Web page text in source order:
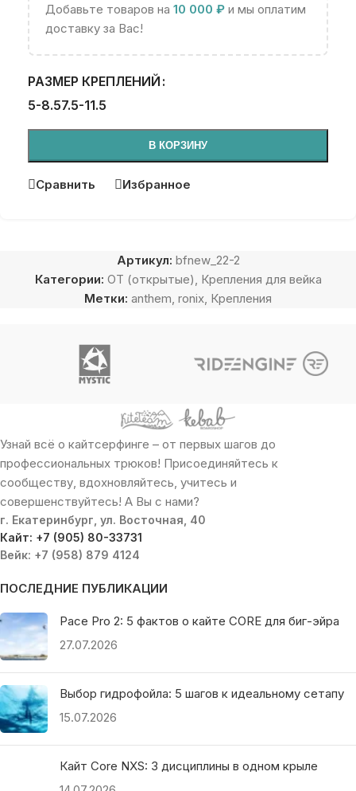
Добавьте товаров на 10 000 ₽ и мы оплатим
доставку за Вас!
РАЗМЕР КРЕПЛЕНИЙ
5-8.57.5-11.5
В КОРЗИНУ
Сравнить Избранное
Артикул: bfnew_22-2
Категории: OT (открытые), Крепления для вейка
Метки: anthem, ronix, Крепления
Узнай всё о кайтсерфинге – от первых шагов до
профессиональных трюков! Присоединяйтесь к
сообществу, вдохновляйтесь, учитесь и
совершенствуйтесь! А Вы с нами?
г. Екатеринбург, ул. Восточная, 40
Кайт: +7 (905) 80-33731
Вейк: +7 (958) 879 4124
ПОСЛЕДНИЕ ПУБЛИКАЦИИ
Pace Pro 2: 5 фактов о кайте CORE для биг-эйра
27.07.2026
Выбор гидрофойла: 5 шагов к идеальному сетапу
15.07.2026
Кайт Core NXS: 3 дисциплины в одном крыле